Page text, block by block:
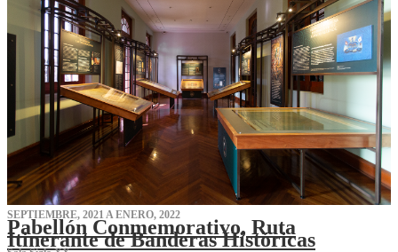
SEPTIEMBRE, 2021 A ENERO, 2022
Pabellón Conmemorativo, Ruta
Itinerante de Banderas Históricas